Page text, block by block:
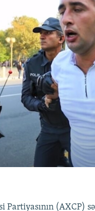
Partiyasının